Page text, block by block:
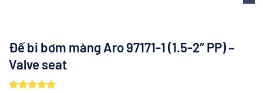
Đế bi bơm màng Aro 97171-1 (1.5-2″ PP) –
Valve seat